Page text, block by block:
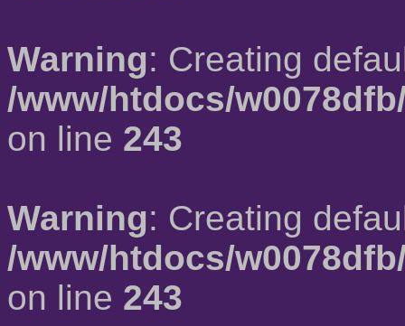
Warning: Creating
/www/htdocs/
on line 243
Warning: Creating
/www/htdocs/
on line 243